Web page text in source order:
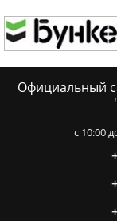
Официальный
c 10:00